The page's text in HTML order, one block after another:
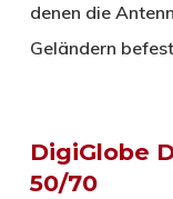
denen die
Geländern
DigiGlobe
50/70